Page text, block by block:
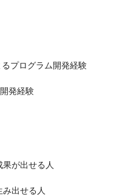
プログラム開発経験
発経験
果が出せる人
出せる人